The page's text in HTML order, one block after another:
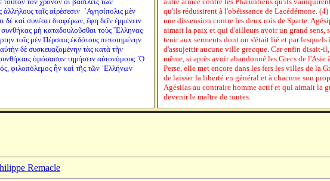
ταῖς αἱρέσεσιν· ᾿Αγησίπολις μὲν
δὲ καὶ συνέσει διαφέρων, ἔφη δεῖν ἐμμένειν
μὴ καταδουλοῦσθαι τοὺς ῞Ελληνας·
τοῖς μὲν Πέρσαις ἐκδότους πεποιημένην
δὲ συσκευαζομένην τὰς κατὰ τὴν
συνθήκαις ὀμόσασαν τηρήσειν αὐτονόμους. Ὁ
φιλοπόλεμος ἦν καὶ τῆς τῶν ῾Ελλήνων
qu'ils réduisirent à l'obéissance de Lacédémone.
une dissension contre les deux rois de Sparte.
aimait la paix et qui d'ailleurs avoir un grand sens,
tenir aux serments dont on s'était lié et par
d'assujettir aucune ville grecque. Car enfin disait-il,
même, si après avoir abandonné les Grecs de l'Asie
Perse, elle met encore dans les fers les villes de la
de laisser la liberté en général et à chacune son
Agésilas au contraire homme actif et qui aimait la
devenir le maître de toutes.
Remacle